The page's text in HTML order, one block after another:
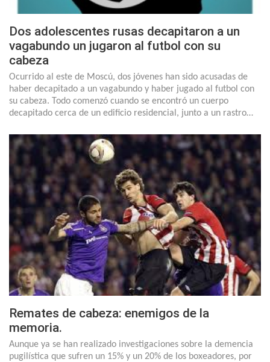
Dos adolescentes rusas decapitaron a un
vagabundo un jugaron al futbol con su
cabeza
Ocurrido al este de Moscú, dos jóvenes han sido acusadas de
haber decapitado a un vagabundo y haber jugado al futbol con
su cabeza. Todo comenzó cuando se encontró un cuerpo
decapitado cerca de un edificio residencial, junto a un rastro…
Remates de cabeza: enemigos de la
memoria.
Aunque ya se han realizado investigaciones sobre la demencia
pugilística que sufren un 15% y un 20% de los boxeadores, por